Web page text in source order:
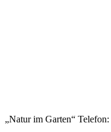
„Natur im Garten“ Telefon: